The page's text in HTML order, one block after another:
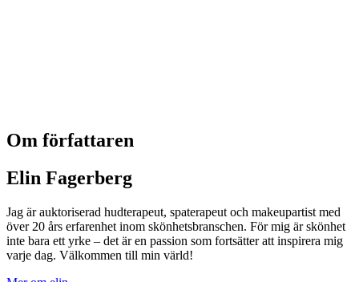
Om författaren
Elin Fagerberg
Jag är auktoriserad hudterapeut, spaterapeut och makeupartist med
över 20 års erfarenhet inom skönhetsbranschen. För mig är skönhet
inte bara ett yrke – det är en passion som fortsätter att inspirera mig
varje dag. Välkommen till min värld!